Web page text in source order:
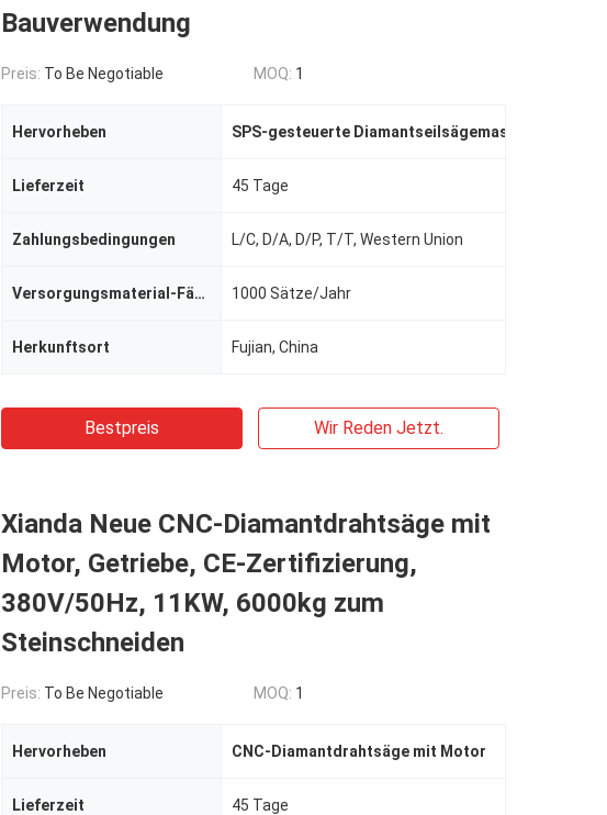
Bauverwendung
Preis: To Be Negotiable MOQ: 1
Hervorheben SPS-gesteuerte Diamantseilsägemaschine
Lieferzeit 45 Tage
Zahlungsbedingungen L/C, D/A, D/P, T/T, Western Union
Versorgungsmaterial-Fähigkeit 1000 Sätze/Jahr
Herkunftsort Fujian, China
Bestpreis Wir Reden Jetzt.
Xianda Neue CNC-Diamantdrahtsäge mit
Motor, Getriebe, CE-Zertifizierung,
380V/50Hz, 11KW, 6000kg zum
Steinschneiden
Preis: To Be Negotiable MOQ: 1
Hervorheben CNC-Diamantdrahtsäge mit Motor
Lieferzeit 45 Tage